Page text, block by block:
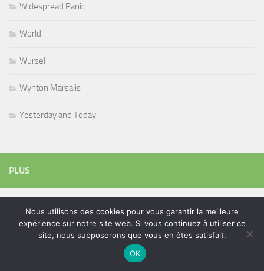
Widespread Panic
World
Wursel
Wynton Marsalis
Yesterday and Today
PLUS
Rechercher :
Nous utilisons des cookies pour vous garantir la meilleure
expérience sur notre site web. Si vous continuez à utiliser ce
site, nous supposerons que vous en êtes satisfait.
OK